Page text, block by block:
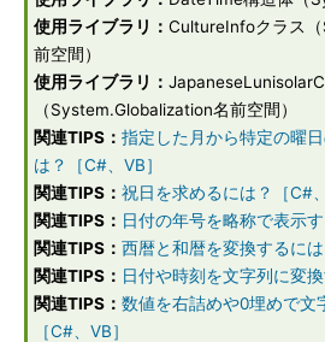
使用ライブラリ： CultureInfoクラス
前空間）
使用ライブラリ：
（System.Globalization名前空間）
関連TIPS： 指定した月から特定の曜
は？［C#、VB］
関連TIPS： 祝日を求めるには？［C#、
関連TIPS： 日付の年号を略称で表示
関連TIPS： 西暦と和暦を変換するには
関連TIPS： 日付や時刻を文字列に変
関連TIPS： 数値を右詰めや0埋めで文
［C#、VB］